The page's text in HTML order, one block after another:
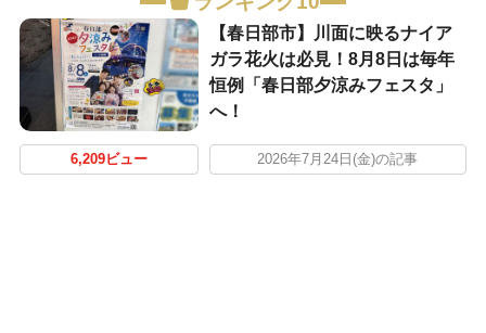
【春日部市】川面に映るナイア
ガラ花火は必見！8月8日は毎年
恒例「春日部夕涼みフェスタ」
へ！
6,209ビュー 2026年7月24日(金)の記事